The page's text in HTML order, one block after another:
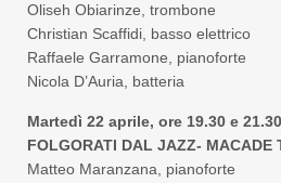
Oliseh Obiarinze, trombone
Christian Scaffidi, basso elettrico
Raffaele Garramone, pianoforte
Nicola D’Auria, batteria
Martedì 22 aprile, ore 19.30 e 21.30
FOLGORATI DAL JAZZ- MACADE
Matteo Maranzana, pianoforte